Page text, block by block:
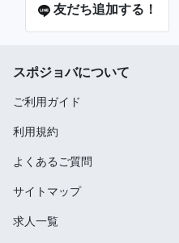
友だち追加する！
スポジョバについて
ご利用ガイド
利用規約
よくあるご質問
サイトマップ
求人一覧